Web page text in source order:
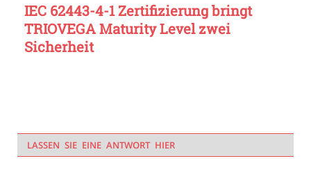
IEC 62443-4-1 Zertifizierung bringt
TRIOVEGA Maturity Level zwei
Sicherheit
LASSEN SIE EINE ANTWORT HIER